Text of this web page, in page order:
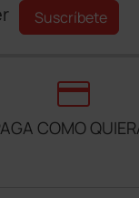
Suscríbete
credit_card
COMO